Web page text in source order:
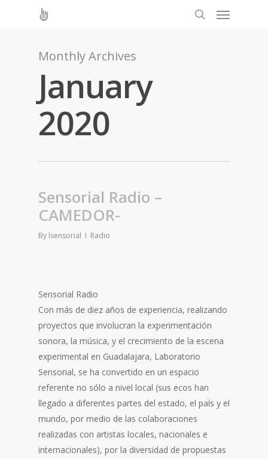
Monthly Archives
January
2020
Sensorial Radio –
CAMEDOR-
By lsensorial Radio
Sensorial Radio
Con más de diez años de experiencia, realizando
proyectos que involucran la experimentación
sonora, la música, y el crecimiento de la escena
experimental en Guadalajara, Laboratorio
Sensorial, se ha convertido en un espacio
referente no sólo a nivel local (sus ecos han
llegado a diferentes partes del estado, el país y el
mundo, por medio de las colaboraciones
realizadas con artistas locales, nacionales e
internacionales), por la diversidad de propuestas